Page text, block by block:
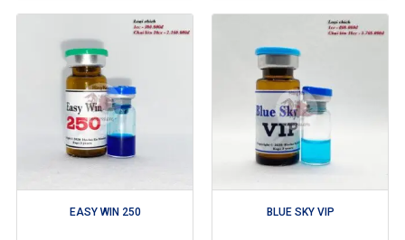
EASY WIN 250 BLUE SKY VIP